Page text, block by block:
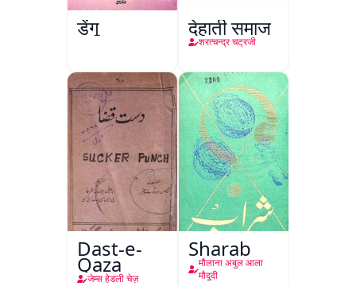
डेंगू देहाती समाज
शरत्चन्द्र चट्रजी
Dast-e-
Qaza
जेम्स हेडली चेज़
Sharab
मौलाना अबुल आला
मौदूदी